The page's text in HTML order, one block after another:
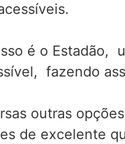
é o Estadão,
fazendo
outras
de excelente